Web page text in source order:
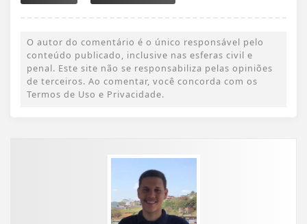
O autor do comentário é o único responsável pelo
conteúdo publicado, inclusive nas esferas civil e
penal. Este site não se responsabiliza pelas opiniões
de terceiros. Ao comentar, você concorda com os
Termos de Uso e Privacidade.